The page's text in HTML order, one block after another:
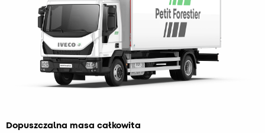
Dopuszczalna masa całkowita